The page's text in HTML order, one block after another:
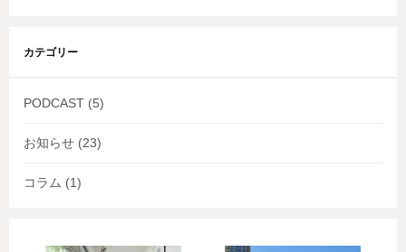
カテゴリー
PODCAST (5)
お知らせ (23)
コラム (1)